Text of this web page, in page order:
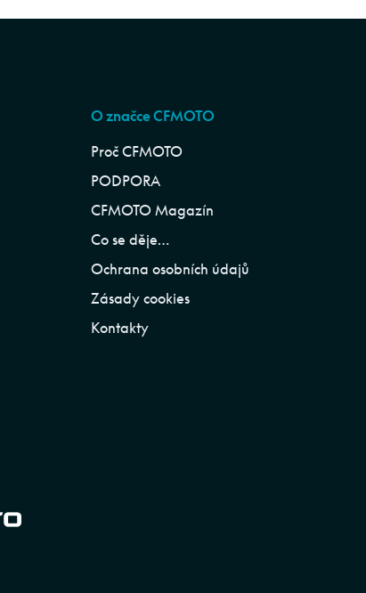
O značce CFMOTO
Proč CFMOTO
PODPORA
CFMOTO Magazín
Co se děje…
Ochrana osobních údajů
Zásady cookies
Kontakty